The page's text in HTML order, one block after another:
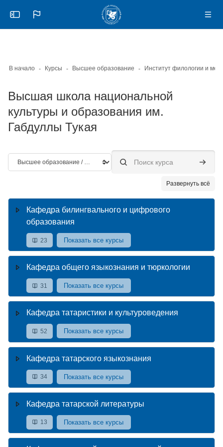
Перейти к основному содержанию
Откройте боковую панель
В начало Курсы Высшее образование
Высшая школа национальной
культуры и образования им.
Габдуллы Тукая
Категории курсов Поиск курса Поиск
Развернуть всё
Кафедра билингвального и цифрового
образования
23 Показать все курсы
Кафедра общего языкознания и тюркологии
31 Показать все курсы
Кафедра татаристики и культуроведения
52 Показать все курсы
Кафедра татарского языкознания
34 Показать все курсы
Кафедра татарской литературы
13 Показать все курсы